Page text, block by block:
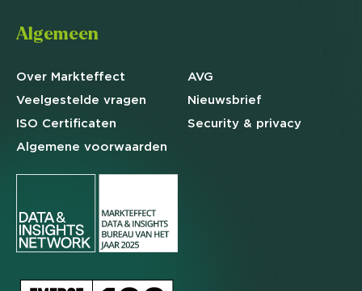
Algemeen
Over Markteffect
Veelgestelde vragen
ISO Certificaten
Algemene voorwaarden
AVG
Nieuwsbrief
Security & privacy